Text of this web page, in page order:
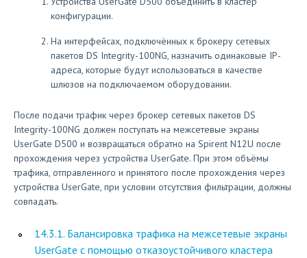
конфигурации.
На интерфейсах, подключённых к брокеру сетевых
пакетов DS Integrity-100NG, назначить одинаковые IP-
адреса, которые будут использоваться в качестве
шлюзов на подключаемом оборудовании.
После подачи трафик через брокер сетевых пакетов DS
Integrity-100NG должен поступать на межсетевые экраны
UserGate D500 и возвращаться обратно на Spirent N12U после
прохождения через устройства UserGate. При этом объёмы
трафика, отправленного и принятого после прохождения через
устройства UserGate, при условии отсутствия фильтрации, должны
совпадать.
14.3.1. Балансировка трафика на межсетевые экраны
UserGate с помощью отказоустойчивого кластера